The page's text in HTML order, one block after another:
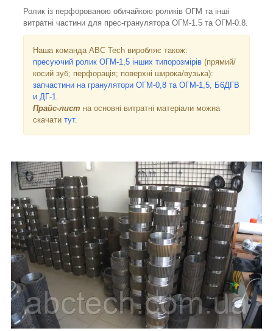
Ролик із перфорованою обичайкою роликів ОГМ та інші
витратні частини для прес-гранулятора ОГМ-1.5 та ОГМ-0.8.
Наша команда ABC Tech виробляє також:
пресуючий ролик ОГМ-1,5 інших типорозмірів (прямий/
косий зуб; перфорація; поверхні широка/вузька):
запчастини на гранулятори ОГМ-0,8 та ОГМ-1,5, Б6ДГВ
и ДГ-1
Прайс-лист на основні витратні матеріали можна
скачати тут.